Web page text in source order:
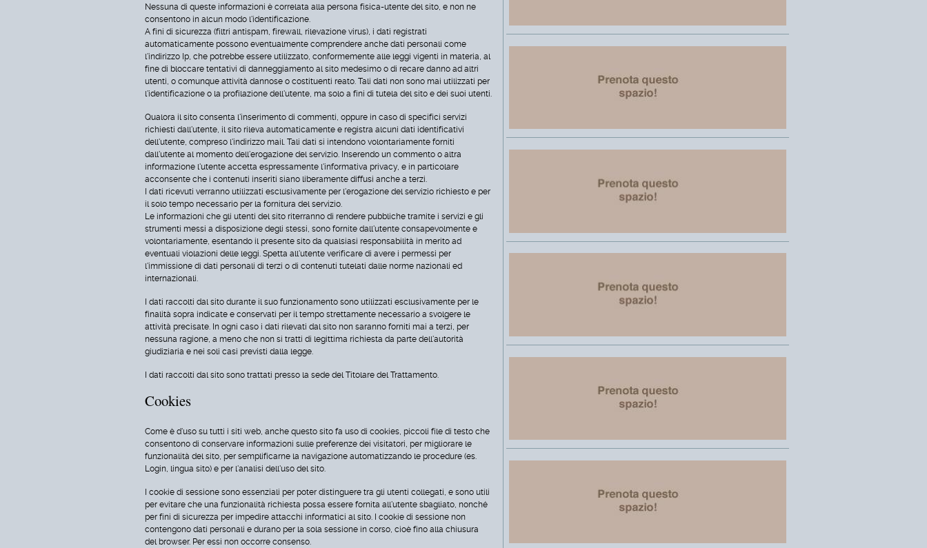
Nessuna di queste informazioni è correlata alla persona fisica-utente del sito, e non ne
consentono in alcun modo l'identificazione.
A fini di sicurezza (filtri antispam, firewall, rilevazione virus), i dati registrati
automaticamente possono eventualmente comprendere anche dati personali come
l'indirizzo Ip, che potrebbe essere utilizzato, conformemente alle leggi vigenti in materia, al
fine di bloccare tentativi di danneggiamento al sito medesimo o di recare danno ad altri
utenti, o comunque attività dannose o costituenti reato. Tali dati non sono mai utilizzati per
l'identificazione o la profilazione dell'utente, ma solo a fini di tutela del sito e dei suoi utenti.
Qualora il sito consenta l'inserimento di commenti, oppure in caso di specifici servizi
richiesti dall'utente, il sito rileva automaticamente e registra alcuni dati identificativi
dell'utente, compreso l'indirizzo mail. Tali dati si intendono volontariamente forniti
dall'utente al momento dell'erogazione del servizio. Inserendo un commento o altra
informazione l'utente accetta espressamente l'informativa privacy, e in particolare
acconsente che i contenuti inseriti siano liberamente diffusi anche a terzi.
I dati ricevuti verranno utilizzati esclusivamente per l'erogazione del servizio richiesto e per
il solo tempo necessario per la fornitura del servizio.
Le informazioni che gli utenti del sito riterranno di rendere pubbliche tramite i servizi e gli
strumenti messi a disposizione degli stessi, sono fornite dall'utente consapevolmente e
volontariamente, esentando il presente sito da qualsiasi responsabilità in merito ad
eventuali violazioni delle leggi. Spetta all'utente verificare di avere i permessi per
l'immissione di dati personali di terzi o di contenuti tutelati dalle norme nazionali ed
internazionali.
I dati raccolti dal sito durante il suo funzionamento sono utilizzati esclusivamente per le
finalità sopra indicate e conservati per il tempo strettamente necessario a svolgere le
attività precisate. In ogni caso i dati rilevati dal sito non saranno forniti mai a terzi, per
nessuna ragione, a meno che non si tratti di legittima richiesta da parte dell'autorità
giudiziaria e nei soli casi previsti dalla legge.
I dati raccolti dal sito sono trattati presso la sede del Titolare del Trattamento.
Cookies
Come è d'uso su tutti i siti web, anche questo sito fa uso di cookies, piccoli file di testo che
consentono di conservare informazioni sulle preferenze dei visitatori, per migliorare le
funzionalità del sito, per semplificarne la navigazione automatizzando le procedure (es.
Login, lingua sito) e per l'analisi dell'uso del sito.
I cookie di sessione sono essenziali per poter distinguere tra gli utenti collegati, e sono utili
per evitare che una funzionalità richiesta possa essere fornita all'utente sbagliato, nonché
per fini di sicurezza per impedire attacchi informatici al sito. I cookie di sessione non
contengono dati personali e durano per la sola sessione in corso, cioè fino alla chiusura
del browser. Per essi non occorre consenso.